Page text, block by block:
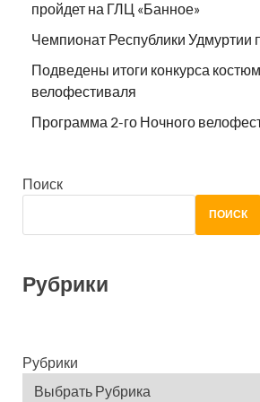
пройдет на ГЛЦ «Банное»
Чемпионат Республики Удмуртии
Подведены итоги конкурса
велофестиваля
Программа 2-го Ночного
Поиск
ПОИСК
Рубрики
Рубрики